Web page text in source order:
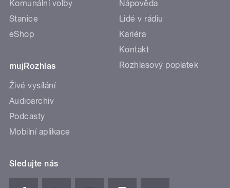
Komunální volby
Stanice
eShop
mujRozhlas
Živé vysílání
Audioarchiv
Podcasty
Mobilní aplikace
Nápověda
Lidé v rádiu
Kariéra
Kontakt
Rozhlasový poplatek
Sledujte nás